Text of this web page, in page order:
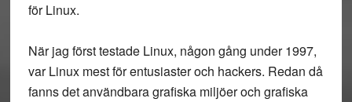
för Linux.
När jag först testade Linux, någon gång under 1997,
var Linux mest för entusiaster och hackers. Redan då
fanns det användbara grafiska miljöer och grafiska